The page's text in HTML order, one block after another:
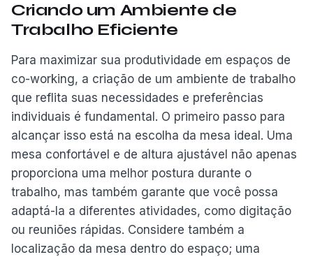
Criando um Ambiente de
Trabalho Eficiente
Para maximizar sua produtividade em espaços de
co-working, a criação de um ambiente de trabalho
que reflita suas necessidades e preferências
individuais é fundamental. O primeiro passo para
alcançar isso está na escolha da mesa ideal. Uma
mesa confortável e de altura ajustável não apenas
proporciona uma melhor postura durante o
trabalho, mas também garante que você possa
adaptá-la a diferentes atividades, como digitação
ou reuniões rápidas. Considere também a
localização da mesa dentro do espaço; uma